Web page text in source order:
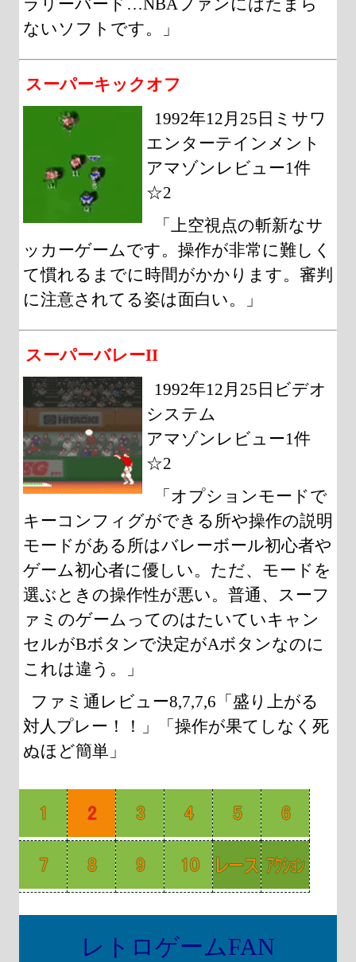
ないソフトです。」
スーパーキックオフ
1992年12月25日ミサワ
エンターテインメント
アマゾンレビュー1件
☆2
「上空視点の斬新なサ
ッカーゲームです。操作が非常に難しく
て慣れるまでに時間がかかります。審判
に注意されてる姿は面白い。」
スーパーバレーII
1992年12月25日ビデオ
システム
アマゾンレビュー1件
☆2
「オプションモードで
キーコンフィグができる所や操作の説明
モードがある所はバレーボール初心者や
ゲーム初心者に優しい。ただ、モードを
選ぶときの操作性が悪い。普通、スーフ
ァミのゲームってのはたいていキャン
セルがBボタンで決定がAボタンなのに
これは違う。」
ファミ通レビュー8,7,7,6「盛り上がる
対人プレー！！」「操作が果てしなく死
ぬほど簡単」
レトロゲームFAN